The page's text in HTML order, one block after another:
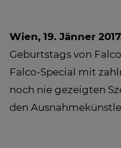
Wien, 19. Jänner
Geburtstags von
Falco-Special mit
noch nie gezeigten
den